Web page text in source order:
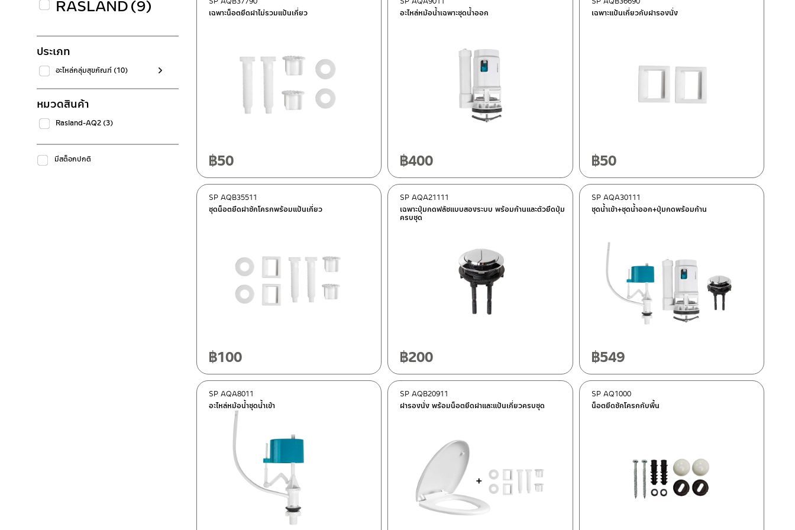
เฉพาะน็อตยึดฝาไม่รวมแป้นเกี่ยว
฿50
อะไหล่หม้อน้ำเฉพาะชุดน้ำออก
฿400
เฉพาะแป้นเกี่ยวกับฝารองนั่ง
฿50
ชุดน็อตยึดฝาชักโครกพร้อมแป้นเกี่ยว
SP AQB35511
฿100
เฉพาะปุ่มกดฟลัชแบบสองระบบ พร้อมก้านและตัวยึดปุ่ม
ครบชุด
SP AQA21111
฿200
ชุดน้ำเข้า+ชุดน้ำออก+ปุ่มกดพร้อมก้าน
SP AQA30111
฿549
อะไหล่หม้อน้ำชุดน้ำเข้า
SP AQA8011
ฝารองนั่ง พร้อมน็อตยึดฝาและแป้นเกี่ยวครบชุด
SP AQB20911
น็อตยึดชักโครกกับพื้น
SP AQ1000
RASLAND(9)
ประเภท
อะไหล่กลุ่มสุขภัณฑ์ (10)
หมวดสินค้า
Rasland-AQ2 (3)
มีสต็อกปกติ